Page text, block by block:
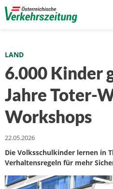
LAND
6.000 Kinder
Jahre Toter-
Workshops
22.05.2026
Die Volksschulkinder lernen in
Verhaltensregeln für mehr